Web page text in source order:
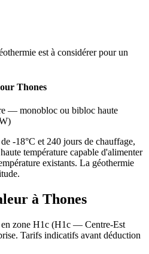
est à considérer pour un
Thones
— monobloc ou bibloc haute
)
-18°C et 240 jours de chauffage,
température capable d'alimenter
existants. La géothermie
à Thones
zone H1c (H1c — Centre-Est
Tarifs indicatifs avant déduction